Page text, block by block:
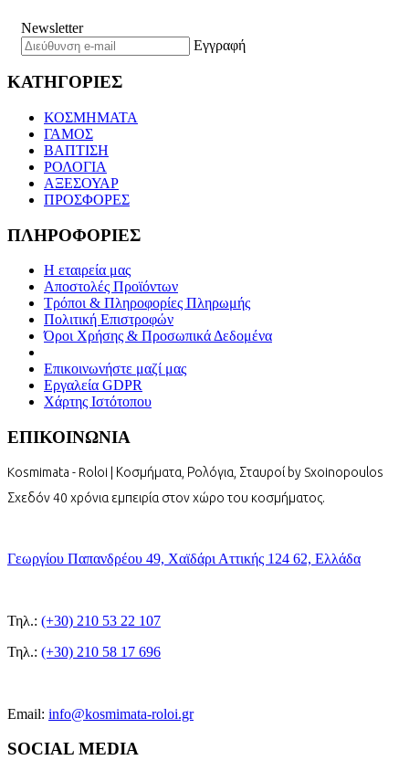
Newsletter
Εγγραφή
ΚΑΤΗΓΟΡΙΕΣ
ΚΟΣΜΗΜΑΤΑ
ΓΑΜΟΣ
ΒΑΠΤΙΣΗ
ΡΟΛΟΓΙΑ
ΑΞΕΣΟΥΑΡ
ΠΡΟΣΦΟΡΕΣ
ΠΛΗΡΟΦΟΡΙΕΣ
Η εταιρεία μας
Αποστολές Προϊόντων
Τρόποι & Πληροφορίες Πληρωμής
Πολιτική Επιστροφών
Όροι Χρήσης & Προσωπικά Δεδομένα
Επικοινωνήστε μαζί μας
Εργαλεία GDPR
Χάρτης Ιστότοπου
ΕΠΙΚΟΙΝΩΝΙΑ
Kosmimata - Roloi | Κοσμήματα, Ρολόγια, Σταυροί by Sxoinopoulos
Σχεδόν 40 χρόνια εμπειρία στον χώρο του κοσμήματος.
Γεωργίου Παπανδρέου 49, Χαϊδάρι Αττικής 124 62, Ελλάδα
Τηλ.: (+30) 210 53 22 107
Τηλ.: (+30) 210 58 17 696
Email: info@kosmimata-roloi.gr
SOCIAL MEDIA